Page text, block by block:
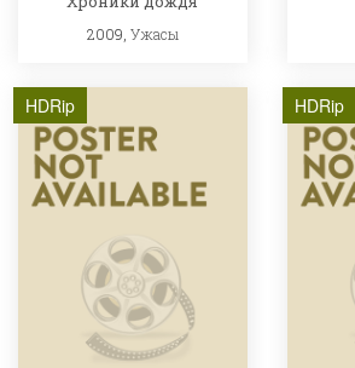
2009, Ужасы
HDRip HDRip